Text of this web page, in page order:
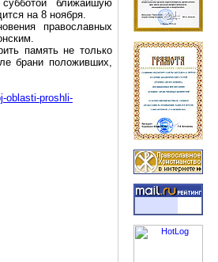
ближайшую
на 8 ноября.
православных
память не только
брани положивших,
oblasti-proshli-